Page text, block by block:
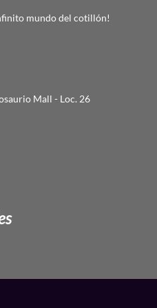
mundo del cotillón!
Mall - Loc. 26